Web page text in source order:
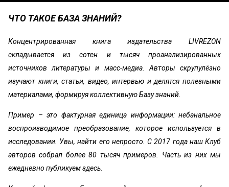
ЧТО ТАКОЕ БАЗА ЗНАНИЙ?
Концентрированная книга издательства LIVREZON
складывается из сотен и тысяч проанализированных
источников литературы и масс-медиа. Авторы скрупулёзно
изучают книги, статьи, видео, интервью и делятся полезными
материалами, формируя коллективную Базу знаний.
Пример – это фактурная единица информации: небанальное
воспроизводимое преобразование, которое используется в
исследовании. Увы, найти его непросто. С 2017 года наш Клуб
авторов собрал более 80 тысяч примеров. Часть из них мы
ежедневно публикуем здесь.